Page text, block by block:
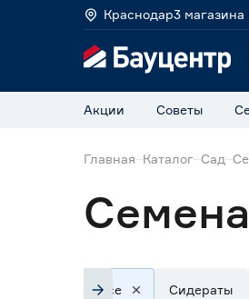
Краснодар3 магазина
Акции Советы
Главная Каталог Сад
Все Сидераты